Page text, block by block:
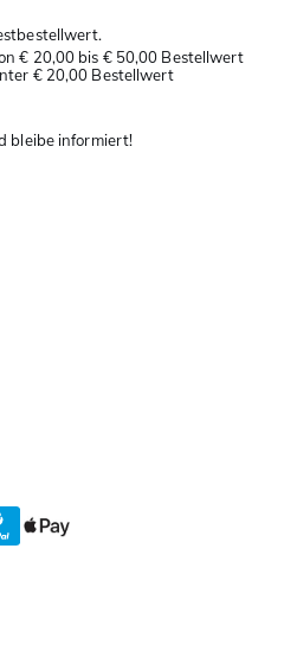
€ 20,00 bis € 50,00 Bestellwert
€ 20,00 Bestellwert
bleibe informiert!